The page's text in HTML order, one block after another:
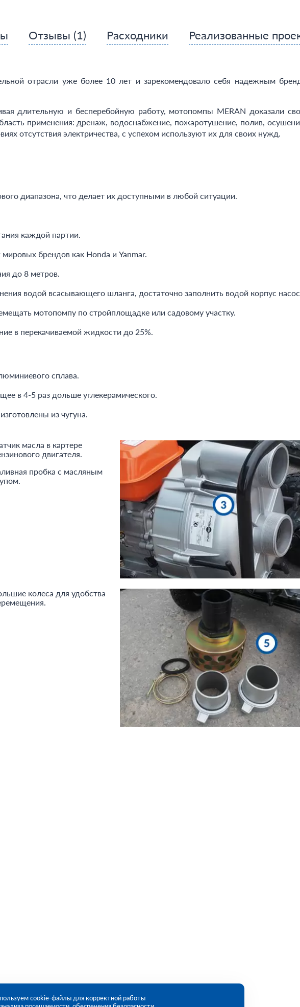
Отзывы (1) Расходники Реализованные
отрасли уже более 10 лет и зарекомендовало себя надежным
длительную и бесперебойную работу, мотопомпы MERAN доказали
применения: дренаж, водоснабжение, пожаротушение, полив,
отсутствия электричества, с успехом используют их для своих нужд.
диапазона, что делает их доступными в любой ситуации.
каждой партии.
брендов как Honda и Yanmar.
до 8 метров.
водой всасывающего шланга, достаточно заполнить водой корпус
мотопомпу по стройплощадке или садовому участку.
в перекачиваемой жидкости до 25%.
сплава.
в 4-5 раз дольше углекерамического.
из чугуна.
масла в картере
двигателя.
пробка с масляным
колеса для удобства
cookie-файлы для корректной работы